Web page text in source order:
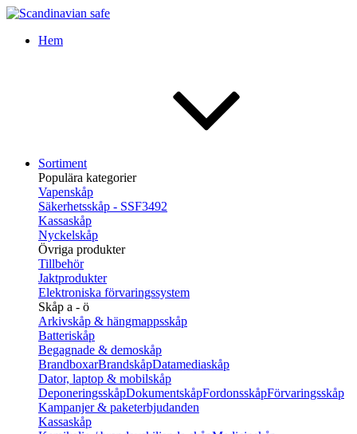
Hem
Sortiment
Populära kategorier
Vapenskåp
Säkerhetsskåp - SSF3492
Kassaskåp
Nyckelskåp
Övriga produkter
Tillbehör
Jaktprodukter
Elektroniska förvaringssystem
Skåp a - ö
Arkivskåp & hängmappsskåp
Batteriskåp
Begagnade & demoskåp
BrandboxarBrandskåpDatamediaskåp
Dator, laptop & mobilskåp
DeponeringsskåpDokumentskåpFordonsskåpFörvaringsskåp
Kampanjer & paketerbjudanden
Kassaskåp